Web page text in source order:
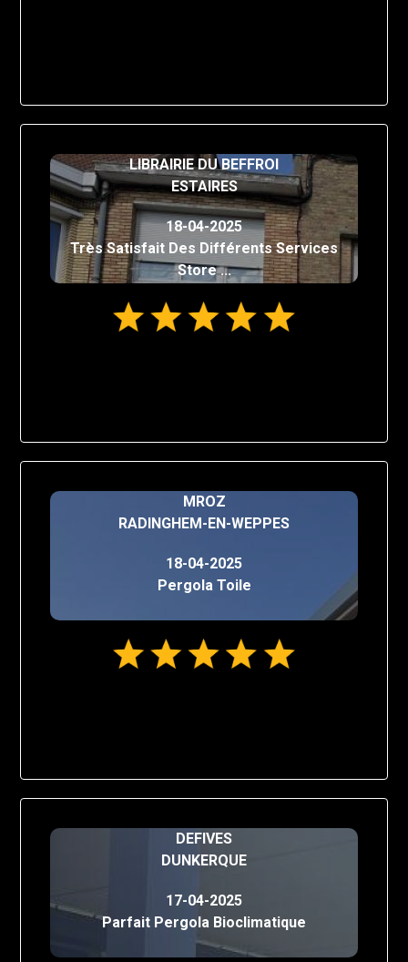
LIBRAIRIE DU BEFFROI
ESTAIRES
18-04-2025
Très Satisfait Des Différents Services
Store ...
MROZ
RADINGHEM-EN-WEPPES
18-04-2025
Pergola Toile
DEFIVES
DUNKERQUE
17-04-2025
Parfait Pergola Bioclimatique